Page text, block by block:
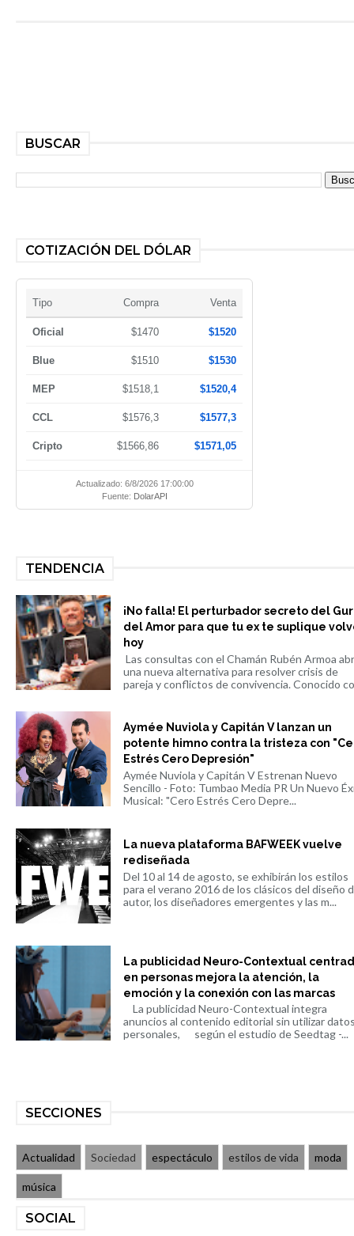
BUSCAR
COTIZACIÓN DEL DÓLAR
Tipo Compra Venta
Oficial $1470 $1520
Blue $1510 $1530
MEP $1518,1 $1520,4
CCL $1576,3 $1577,3
Cripto $1566,86 $1571,05
Actualizado: 6/8/2026 17:00:00
Fuente: DolarAPI
TENDENCIA
¡No falla! El perturbador secreto del
del Amor para que tu ex te suplique
hoy
Las consultas con el Chamán Rubén Armoa
una nueva alternativa para resolver crisis de
pareja y conflictos de convivencia. Conocido
Aymée Nuviola y Capitán V lanzan un
potente himno contra la tristeza con
Estrés Cero Depresión"
Aymée Nuviola y Capitán V Estrenan Nuevo
Sencillo - Foto: Tumbao Media PR Un Nuevo
Musical: "Cero Estrés Cero Depre...
La nueva plataforma BAFWEEK vuelve
rediseñada
Del 10 al 14 de agosto, se exhibirán los estilos
para el verano 2016 de los clásicos del diseño
autor, los diseñadores emergentes y las m...
La publicidad Neuro-Contextual
en personas mejora la atención, la
emoción y la conexión con las marcas
La publicidad Neuro-Contextual integra
anuncios al contenido editorial sin utilizar
personales, según el estudio de Seedtag -...
SECCIONES
Actualidad Sociedad espectáculo estilos de vida moda
música
SOCIAL